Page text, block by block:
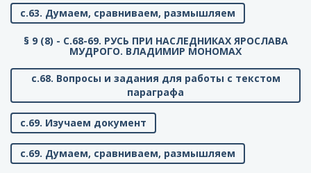
с.63. Думаем, сравниваем, размышляем
§ 9 (8) - C.68-69. РУСЬ ПРИ НАСЛЕДНИКАХ ЯРОСЛАВА
МУДРОГО. ВЛАДИМИР МОНОМАХ
с.68. Вопросы и задания для работы с текстом
параграфа
с.69. Изучаем документ
с.69. Думаем, сравниваем, размышляем